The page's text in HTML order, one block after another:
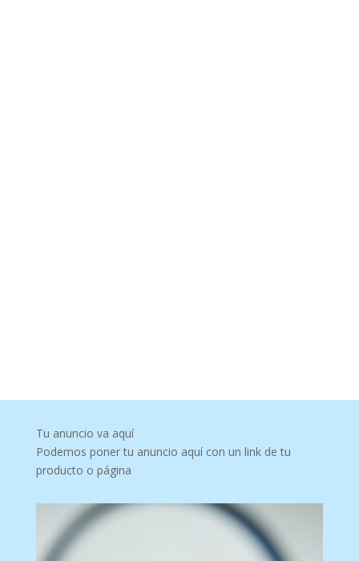
Tu anuncio va aquí
Podemos poner tu anuncio aquí con un link de tu
producto o página